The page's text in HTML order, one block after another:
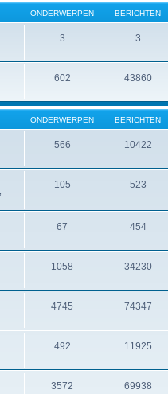
ONDERWERPEN BERICHTEN
3 3
602 43860
ONDERWERPEN BERICHTEN
566 10422
105 523
67 454
1058 34230
4745 74347
492 11925
3572 69938